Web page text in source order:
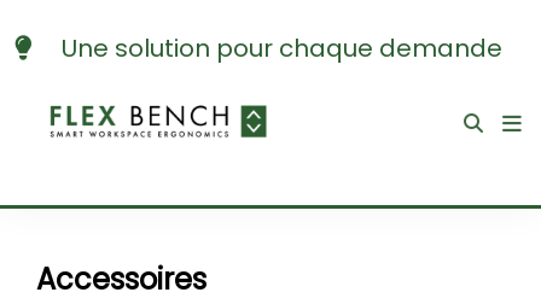
Une solution pour chaque demande
Accessoires